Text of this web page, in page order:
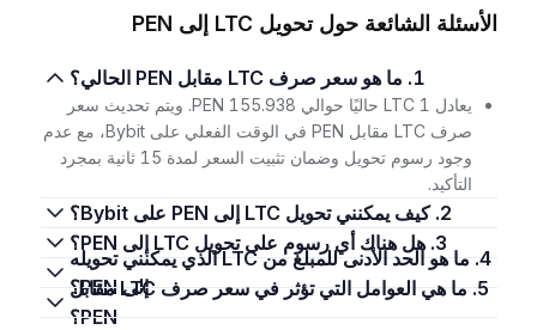
الأسئلة الشائعة حول تحويل LTC إلى PEN
1. ما هو سعر صرف LTC مقابل PEN الحالي؟
يعادل 1 LTC حاليًا حوالي 155.938 PEN. ويتم تحديث سعر
صرف LTC مقابل PEN في الوقت الفعلي على Bybit، مع عدم
وجود رسوم تحويل وضمان تثبيت السعر لمدة 15 ثانية بمجرد
التأكيد.
2. كيف يمكنني تحويل LTC إلى PEN على Bybit؟
3. هل هناك أي رسوم على تحويل LTC إلى PEN؟
4. ما هو الحد الأدنى للمبلغ من LTC الذي يمكنني تحويله
إلى PEN؟ 5. ما هي العوامل التي تؤثر في سعر صرف LTC مقابل
PEN؟